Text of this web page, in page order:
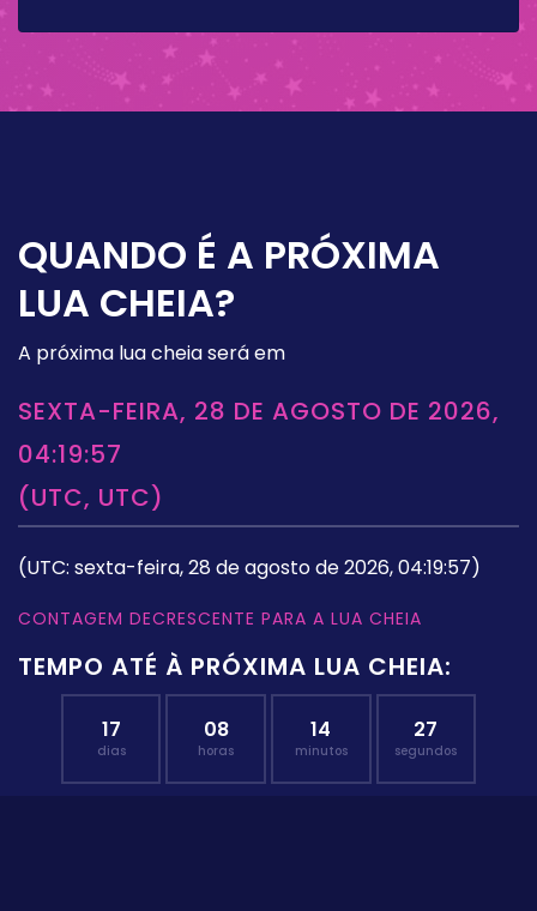
QUANDO É A PRÓXIMA
LUA CHEIA?
A próxima lua cheia será em
SEXTA-FEIRA, 28 DE AGOSTO DE 2026,
04:19:57
(UTC, UTC)
(UTC: sexta-feira, 28 de agosto de 2026, 04:19:57)
CONTAGEM DECRESCENTE PARA A LUA CHEIA
TEMPO ATÉ À PRÓXIMA LUA CHEIA:
17
dias
08
horas
14
minutos
27
segundos